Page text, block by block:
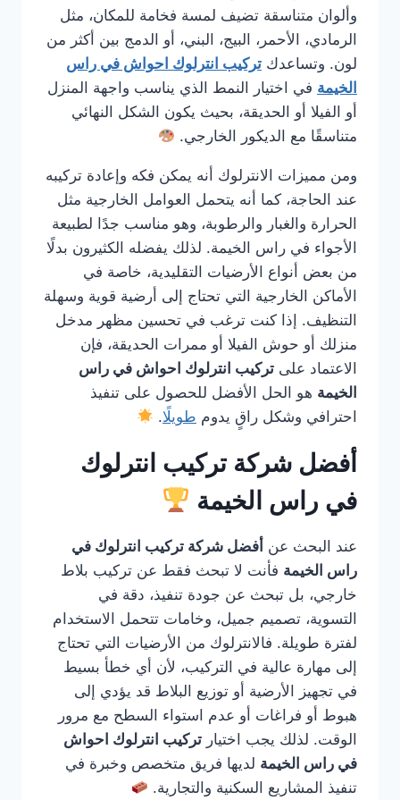
وألوان متناسقة تضيف لمسة فخامة للمكان، مثل
الرمادي، الأحمر، البيج، البني، أو الدمج بين أكثر من
لون. وتساعدك تركيب انترلوك احواش في راس
الخيمة في اختيار النمط الذي يناسب واجهة المنزل
أو الفيلا أو الحديقة، بحيث يكون الشكل النهائي
متناسقًا مع الديكور الخارجي.
ومن مميزات الانترلوك أنه يمكن فكه وإعادة تركيبه
عند الحاجة، كما أنه يتحمل العوامل الخارجية مثل
الحرارة والغبار والرطوبة، وهو مناسب جدًا لطبيعة
الأجواء في راس الخيمة. لذلك يفضله الكثيرون بدلًا
من بعض أنواع الأرضيات التقليدية، خاصة في
الأماكن الخارجية التي تحتاج إلى أرضية قوية وسهلة
التنظيف. إذا كنت ترغب في تحسين مظهر مدخل
منزلك أو حوش الفيلا أو ممرات الحديقة، فإن
الاعتماد على تركيب انترلوك احواش في راس
الخيمة هو الحل الأفضل للحصول على تنفيذ
احترافي وشكل راقٍ يدوم طويلًا.
أفضل شركة تركيب انترلوك
في راس الخيمة
عند البحث عن أفضل شركة تركيب انترلوك في
راس الخيمة فأنت لا تبحث فقط عن تركيب بلاط
خارجي، بل تبحث عن جودة تنفيذ، دقة في
التسوية، تصميم جميل، وخامات تتحمل الاستخدام
لفترة طويلة. فالانترلوك من الأرضيات التي تحتاج
إلى مهارة عالية في التركيب، لأن أي خطأ بسيط
في تجهيز الأرضية أو توزيع البلاط قد يؤدي إلى
هبوط أو فراغات أو عدم استواء السطح مع مرور
الوقت. لذلك يجب اختيار تركيب انترلوك احواش
في راس الخيمة لديها فريق متخصص وخبرة في
تنفيذ المشاريع السكنية والتجارية.